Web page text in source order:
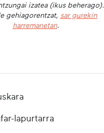
izatea (ikus beherago).
gehiagorentzat, sar gurekin
harremanetan.
lapurtarra